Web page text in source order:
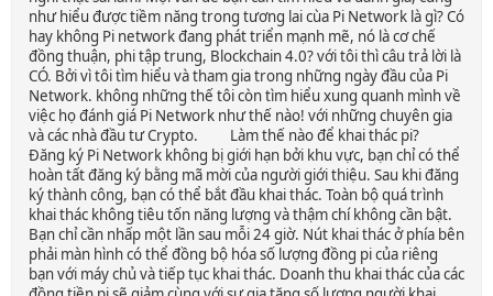
như hiểu được tiềm năng trong tương lai cùa Pi Network là gì? Có
hay không Pi network đang phát triển mạnh mẽ, nó là cơ chế
đồng thuận, phi tập trung, Blockchain 4.0? với tôi thì câu trả lời là
CÓ. Bởi vì tôi tìm hiểu và tham gia trong những ngày đầu của Pi
Network. không những thế tôi còn tìm hiểu xung quanh mình về
việc họ đánh giá Pi Network như thế nào! với những chuyên gia
và các nhà đầu tư Crypto. Làm thế nào để khai thác pi?
Đăng ký Pi Network không bị giới hạn bởi khu vực, bạn chỉ có thể
hoàn tất đăng ký bằng mã mời của người giới thiệu. Sau khi đăng
ký thành công, bạn có thể bắt đầu khai thác. Toàn bộ quá trình
khai thác không tiêu tốn năng lượng và thậm chí không cần bật.
Bạn chỉ cần nhấp một lần sau mỗi 24 giờ. Nút khai thác ở phía bên
phải màn hình có thể đồng bộ hóa số lượng đồng pi của riêng
bạn với máy chủ và tiếp tục khai thác. Doanh thu khai thác của các